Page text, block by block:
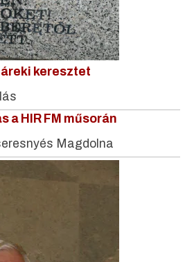
keresztet
a HIR FM műsorán
Magdolna